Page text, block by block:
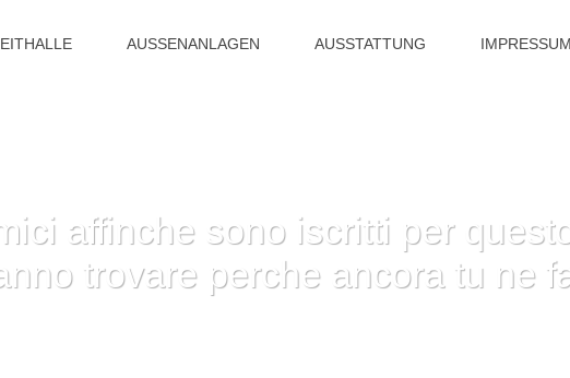
AUSSENANLAGEN AUSSTATTUNG
affinche sono iscritti per
trovare perche ancora tu ne